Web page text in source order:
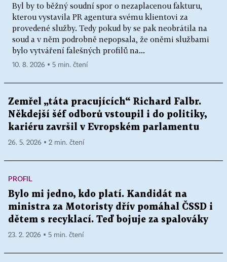
Byl by to běžný soudní spor o nezaplacenou fakturu,
kterou vystavila PR agentura svému klientovi za
provedené služby. Tedy pokud by se pak neobrátila na
soud a v něm podrobně nepopsala, že oněmi službami
bylo vytváření falešných profilů na...
10. 8. 2026 ▪ 5 min. čtení
Zemřel „táta pracujících“ Richard Falbr.
Někdejší šéf odborů vstoupil i do politiky,
kariéru završil v Evropském parlamentu
26. 5. 2026 ▪ 2 min. čtení
PROFIL
Bylo mi jedno, kdo platí. Kandidát na
ministra za Motoristy dřív pomáhal ČSSD i
dětem s recyklací. Teď bojuje za spalováky
23. 2. 2026 ▪ 5 min. čtení